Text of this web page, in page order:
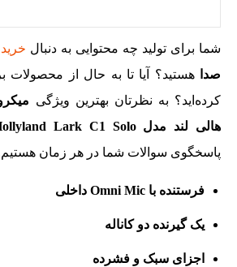
شما برای تولید چه محتوایی به دنبال
صدا
هستید؟ آیا تا به حال از محصولات
کرده‌اید؟ به نظرتان بهترین ویژگی
هالی لند مدل Hollyland Lark C1 Solo
پاسخگوی سوالات شما در هر زمان
فرستنده با Omni Mic داخلی
یک گیرنده دو کاناله
اجزای سبک و فشرده